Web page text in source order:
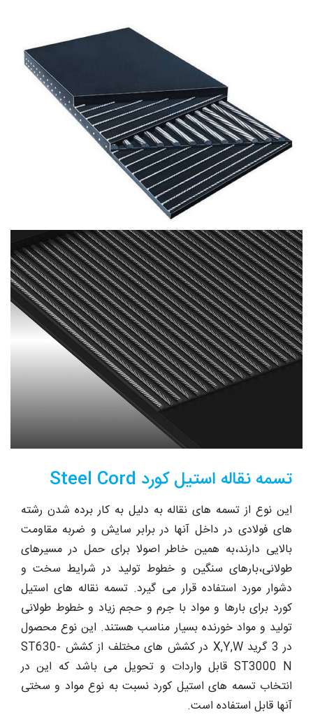
تسمه نقاله استیل کورد Steel Cord
این نوع از تسمه های نقاله به دلیل به کار برده شدن رشته
های فولادی در داخل آنها در برابر سایش و ضربه مقاومت
بالایی دارند،به همین خاطر اصولا برای حمل در مسیرهای
طولانی،بارهای سنگین و خطوط تولید در شرایط سخت و
دشوار مورد استفاده قرار می گیرد. تسمه نقاله های استیل
کورد برای بارها و مواد با جرم و حجم زیاد و خطوط طولانی
تولید و مواد خورنده بسیار مناسب هستند. این نوع محصول
در 3 گرید X,Y,W در کشش های مختلف از کشش ST630-
ST3000 N قابل واردات و تحویل می باشد که این در
انتخاب تسمه های استیل کورد نسبت به نوع مواد و سختی
آنها قابل استفاده است.